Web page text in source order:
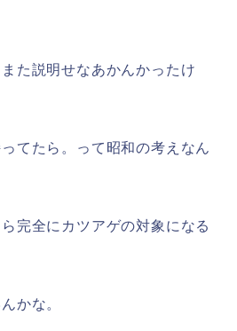
た説明せなあかんかったけ
てたら。って昭和の考えなん
完全にカツアゲの対象になる
かな。